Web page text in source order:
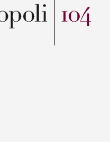
Duomo, Complesso di
Giovanni Maggiore solo